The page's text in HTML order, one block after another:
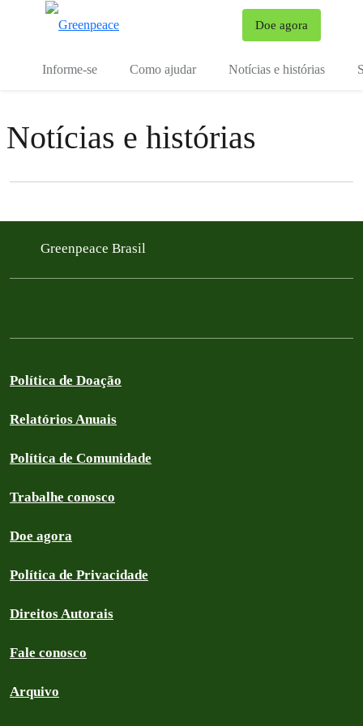
Doe agora
Informe-se Como ajudar Notícias e histórias
Notícias e histórias
Filter posts
Greenpeace Brasil
Política de Doação
Relatórios Anuais
Política de Comunidade
Trabalhe conosco
Doe agora
Política de Privacidade
Direitos Autorais
Fale conosco
Arquivo